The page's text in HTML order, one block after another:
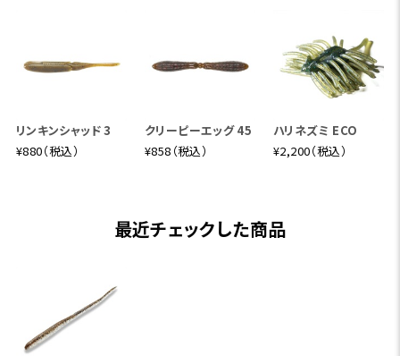
リンキンシャッド 3
¥880（税込）
クリーピーエッグ 45
¥858（税込）
ハリネズミ ECO
¥2,200（税込）
最近チェックした商品